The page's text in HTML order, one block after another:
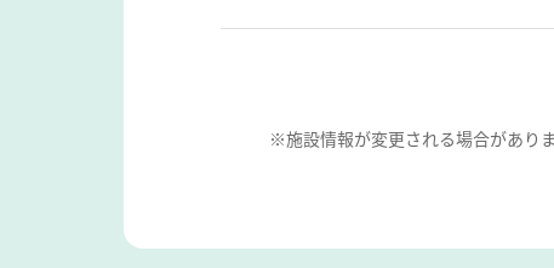
※施設情報が変更される場合があり